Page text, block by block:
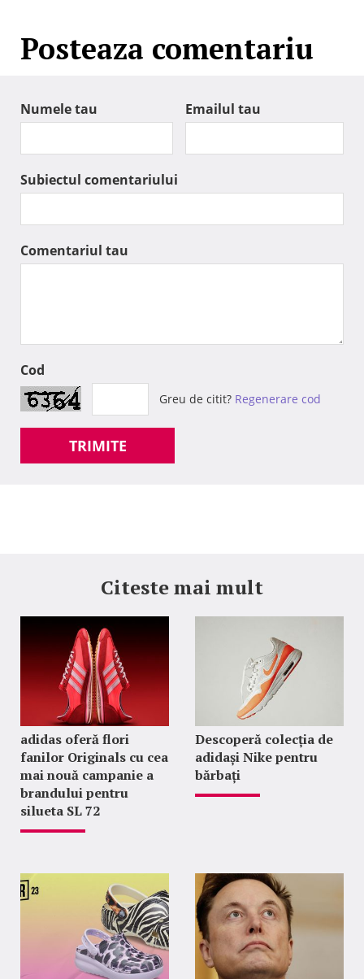
Posteaza comentariu
Numele tau Emailul tau
Subiectul comentariului
Comentariul tau
Cod
Greu de citit? Regenerare cod
TRIMITE
Citeste mai mult
adidas oferă flori
fanilor Originals cu cea
mai nouă campanie a
brandului pentru
silueta SL 72
Descoperă colecția de
adidași Nike pentru
bărbați